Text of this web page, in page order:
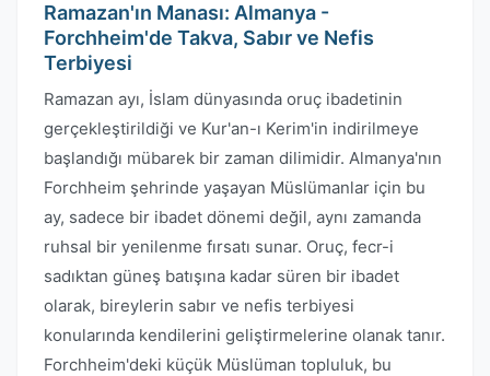
Ramazan'ın Manası: Almanya -
Forchheim'de Takva, Sabır ve Nefis
Terbiyesi
Ramazan ayı, İslam dünyasında oruç ibadetinin
gerçekleştirildiği ve Kur'an-ı Kerim'in indirilmeye
başlandığı mübarek bir zaman dilimidir. Almanya'nın
Forchheim şehrinde yaşayan Müslümanlar için bu
ay, sadece bir ibadet dönemi değil, aynı zamanda
ruhsal bir yenilenme fırsatı sunar. Oruç, fecr-i
sadıktan güneş batışına kadar süren bir ibadet
olarak, bireylerin sabır ve nefis terbiyesi
konularında kendilerini geliştirmelerine olanak tanır.
Forchheim'deki küçük Müslüman topluluk, bu